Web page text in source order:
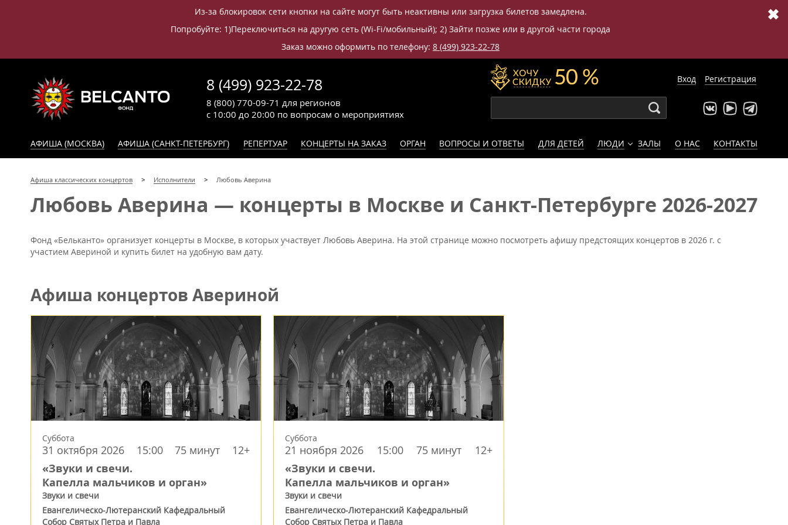
Из-за блокировок сети кнопки на сайте могут быть неактивны или загрузка билетов замедлена.
Попробуйте: 1)Переключиться на другую сеть (Wi-Fi/мобильный); 2) Зайти позже или в другой части города
Заказ можно оформить по телефону: 8 (499) 923-22-78
✖
8 (499) 923-22-78
с 10:00 до 20:00 по вопросам о мероприятиях
8 (800) 770-09-71 для регионов
Вход Регистрация
АФИША (МОСКВА) АФИША (САНКТ-ПЕТЕРБУРГ) РЕПЕРТУАР КОНЦЕРТЫ НА ЗАКАЗ ОРГАН ВОПРОСЫ И ОТВЕТЫ ДЛЯ ДЕТЕЙ ЛЮДИ ЗАЛЫ О НАС КОНТАКТЫ
Афиша классических концертов Исполнители Любовь Аверина
Любовь Аверина — концерты в Москве и Санкт-Петербурге 2026-2027
Фонд «Бельканто» организует концерты в Москве, в которых участвует Любовь Аверина. На этой странице можно посмотреть афишу предстоящих концертов в 2026 г. с
участием Авериной и купить билет на удобную вам дату.
Афиша концертов Авериной
Суббота
31 октября 2026 15:00 75 минут 12+
«Звуки и свечи.
Капелла мальчиков и орган»
Звуки и свечи
Евангелическо-Лютеранский Кафедральный
Собор Святых Петра и Павла
Суббота
21 ноября 2026 15:00 75 минут 12+
«Звуки и свечи.
Капелла мальчиков и орган»
Звуки и свечи
Евангелическо-Лютеранский Кафедральный
Собор Святых Петра и Павла